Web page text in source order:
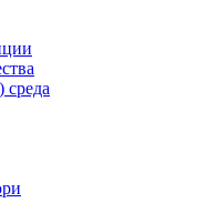
среда